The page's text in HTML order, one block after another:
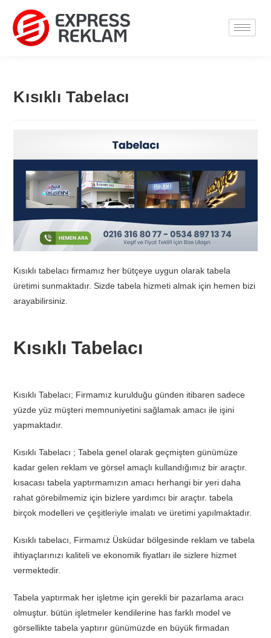
Kısıklı Tabelacı
Kısıklı tabelacı firmamız her bütçeye uygun olarak tabela
üretimi sunmaktadır. Sizde tabela hizmeti almak için hemen bizi
arayabilirsiniz.
Kısıklı Tabelacı
Kısıklı Tabelacı; Firmamız kurulduğu günden itibaren sadece
yüzde yüz müşteri memnuniyetini sağlamak amacı ile işini
yapmaktadır.
Kısıklı Tabelacı ; Tabela genel olarak geçmişten günümüze
kadar gelen reklam ve görsel amaçlı kullandığımız bir araçtır.
kısacası tabela yaptırmamızın amacı herhangi bir yeri daha
rahat görebilmemiz için bizlere yardımcı bir araçtır. tabela
birçok modelleri ve çeşitleriyle imalatı ve üretimi yapılmaktadır.
Kısıklı tabelacı, Firmamız Üsküdar bölgesinde reklam ve tabela
ihtiyaçlarınızı kaliteli ve ekonomik fiyatları ile sizlere hizmet
vermektedir.
Tabela yaptırmak her işletme için gerekli bir pazarlama aracı
olmuştur. bütün işletmeler kendilerine has farklı model ve
görsellikte tabela yaptırır günümüzde en büyük firmadan